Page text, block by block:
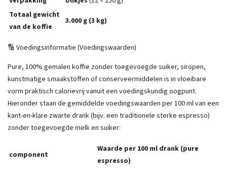
Totaal gewicht
van de koffie
3.000 g (3 kg)
🔢 Voedingsinformatie (Voedingswaarden)
Pure, 100% gemalen koffie zonder toegevoegde suiker, siropen,
kunstmatige smaakstoffen of conserveermiddelen is in vloeibare
vorm praktisch calorievrij vanuit een voedingskundig oogpunt.
Hieronder staan ​​de gemiddelde voedingswaarden per 100 ml van een
kant-en-klare zwarte drank (bijv. een traditionele sterke espresso)
zonder toegevoegde melk en suiker:
component
Waarde per 100 ml drank (pure
espresso)